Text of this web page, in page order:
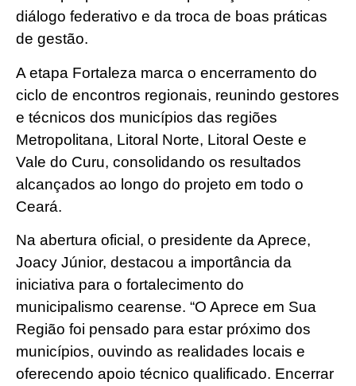
diálogo federativo e da troca de boas práticas
de gestão.
A etapa Fortaleza marca o encerramento do
ciclo de encontros regionais, reunindo gestores
e técnicos dos municípios das regiões
Metropolitana, Litoral Norte, Litoral Oeste e
Vale do Curu, consolidando os resultados
alcançados ao longo do projeto em todo o
Ceará.
Na abertura oficial, o presidente da Aprece,
Joacy Júnior, destacou a importância da
iniciativa para o fortalecimento do
municipalismo cearense. “O Aprece em Sua
Região foi pensado para estar próximo dos
municípios, ouvindo as realidades locais e
oferecendo apoio técnico qualificado. Encerrar